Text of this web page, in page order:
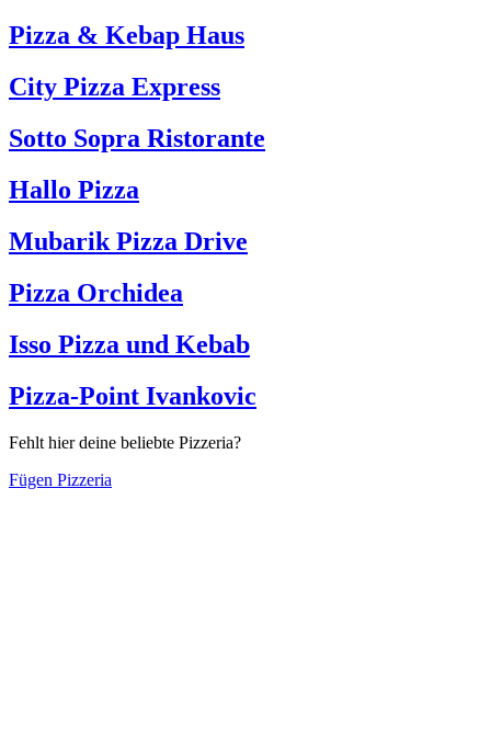
Pizza & Kebap Haus
City Pizza Express
Sotto Sopra Ristorante
Hallo Pizza
Mubarik Pizza Drive
Pizza Orchidea
Isso Pizza und Kebab
Pizza-Point Ivankovic
Fehlt hier deine beliebte Pizzeria?
Fügen Pizzeria